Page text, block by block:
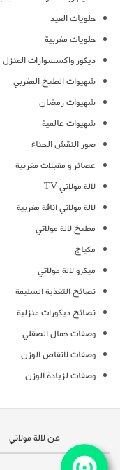
حلويات العيد
حلويات مغربية
ديكور واكسسوارات المنزل
شهيوات الطبخ المغربي
شهيوات رمضان
شهيوات عالمية
صور النقش الحناء
عصائر و مقبلات مغربية
لالة مولاتي TV
لالة مولاتي اناقة مغربية
مطبخ لالة مولاتي
مكياج
ميكرو لالة مولاتي
نصائح التغذية السليمة
نصائح ديكورات منزلية
وصفات جمال الصقلي
وصفات لانقاص الوزن
وصفات لزيادة الوزن
عن لالة مولاتي